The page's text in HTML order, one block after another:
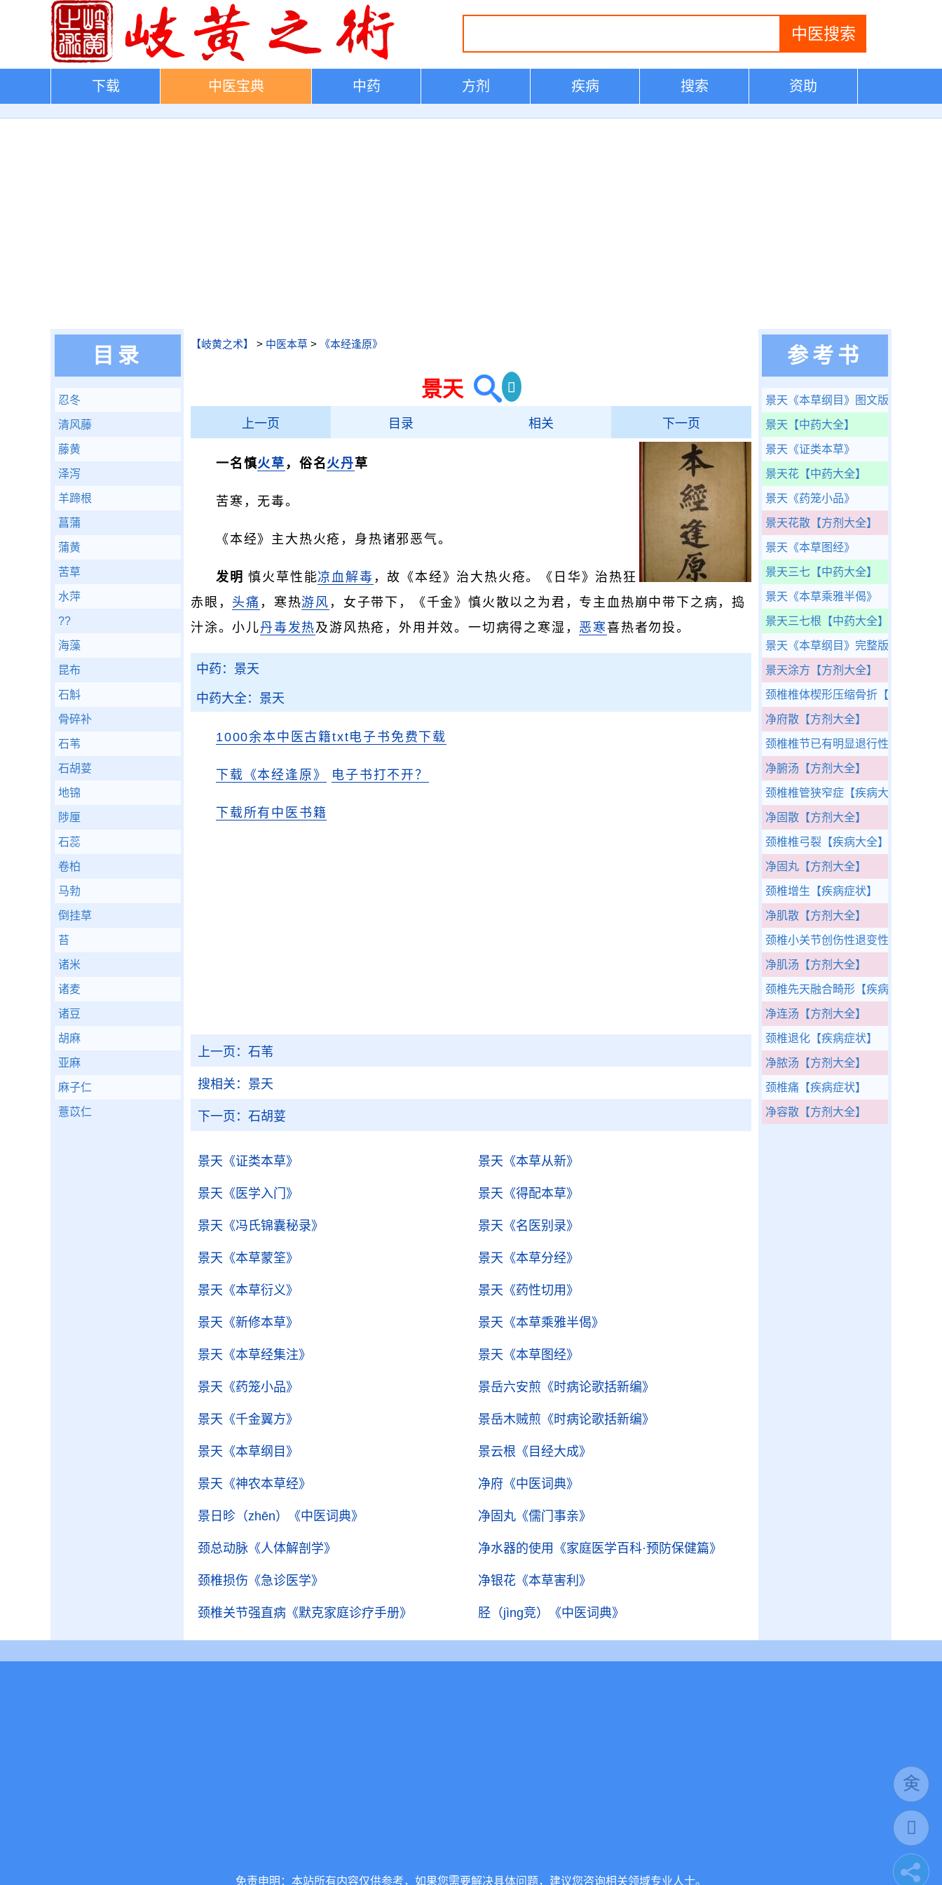
下载 中医宝典 中药 方剂 疾病 搜索 资助
【岐黄之术】 > 中医本草 > 《本经逢原》
景天
上一页 目录 相关 下一页
一名慎火草 ，俗名火丹草
苦寒，无毒。
《本经》主大热火疮，身热诸邪恶气。
发明 慎火草性能凉血解毒 ，故《本经》治大热火疮。《日华》治热狂
赤眼， 头痛 ，寒热游风 ，女子带下，《千金》慎火散以之为君，专主血热崩中带下之病，捣
汁涂。小儿丹毒发热及游风热疮，外用并效。一切病得之寒湿， 恶寒喜热者勿投。
中药：景天
中药大全：景天
1000余本中医古籍txt电子书免费下载
下载《本经逢原》 电子书打不开？
下载所有中医书籍
上一页： 石苇
搜相关： 景天
下一页： 石胡荽
景天 《证类本草》 景天 《本草从新》
景天 《医学入门》 景天 《得配本草》
景天 《冯氏锦囊秘录》 景天 《名医别录》
景天 《本草蒙筌》 景天 《本草分经》
景天 《本草衍义》 景天 《药性切用》
景天 《新修本草》 景天 《本草乘雅半偈》
景天 《本草经集注》 景天 《本草图经》
景天 《药笼小品》 景岳六安煎 《时病论歌括新编》
景天 《千金翼方》 景岳木贼煎 《时病论歌括新编》
景天 《本草纲目》 景云根 《目经大成》
景天 《神农本草经》 净府 《中医词典》
景日昣（zhēn） 《中医词典》 净固丸 《儒门事亲》
颈总动脉 《人体解剖学》 净水器的使用 《家庭医学百科·预防保健篇》
颈椎损伤 《急诊医学》 净银花 《本草害利》
颈椎关节强直病 《默克家庭诊疗手册》 胫（jìng竞） 《中医词典》
目录
忍冬
清风藤
藤黄
泽泻
羊蹄根
菖蒲
蒲黄
苦草
水萍
??
海藻
昆布
石斛
骨碎补
石苇
石胡荽
地锦
陟厘
石蕊
卷柏
马勃
倒挂草
苔
诸米
诸麦
诸豆
胡麻
亚麻
麻子仁
薏苡仁
参考书
景天 《本草纲目》图文版
景天 【中药大全】
景天 《证类本草》
景天花 【中药大全】
景天 《药笼小品》
景天花散 【方剂大全】
景天 《本草图经》
景天三七 【中药大全】
景天 《本草乘雅半偈》
景天三七根 【中药大全】
景天 《本草纲目》完整版
景天涂方 【方剂大全】
颈椎椎体楔形压缩骨折 【疾病大全
净府散 【方剂大全】
颈椎椎节已有明显退行性变
净腑汤 【方剂大全】
颈椎椎管狭窄症 【疾病大全】
净固散 【方剂大全】
颈椎椎弓裂 【疾病大全】
净固丸 【方剂大全】
颈椎增生 【疾病症状】
净肌散 【方剂大全】
颈椎小关节创伤性退变性关节炎
净肌汤 【方剂大全】
颈椎先天融合畸形 【疾病大全】
净连汤 【方剂大全】
颈椎退化 【疾病症状】
净脓汤 【方剂大全】
颈椎痛 【疾病症状】
净容散 【方剂大全】
免责申明：本站所有内容仅供参考，如果您需要解决具体问题，建议您咨询相关领域专业人士。